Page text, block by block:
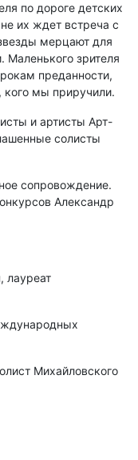
по дороге детских
их ждет встреча с
мерцают для
Маленького зрителя
преданности,
кого мы приручили.
и артисты Арт-
солисты
сопровождение.
Александр
лауреат
Михайловского